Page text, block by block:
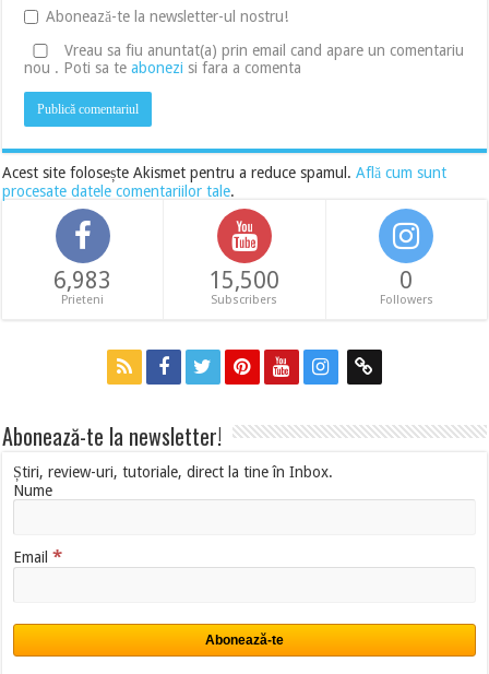
Abonează-te la newsletter-ul nostru!
Vreau sa fiu anuntat(a) prin email cand apare un comentariu
nou . Poti sa teabonezi si fara a comenta
Acest site folosește Akismet pentru a reduce spamul.Află cum sunt
procesate datele comentariilor tale.
6,983
Prieteni
15,500
Subscribers
0
Followers
Abonează-te la newsletter!
Știri, review-uri, tutoriale, direct la tine în Inbox.
Nume
Email*